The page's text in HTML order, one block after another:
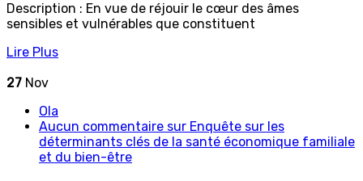
Description : En vue de réjouir le cœur des âmes
sensibles et vulnérables que constituent
Lire Plus
27 Nov
Ola
Aucun commentaire sur Enquête sur les
déterminants clés de la santé économique familiale
et du bien-être